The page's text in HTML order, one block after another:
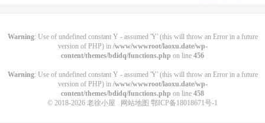
Warning: Use of undefined constant Y - assumed 'Y' (this will throw an Error in a future
version of PHP) in /www/wwwroot/laoxu.date/wp-
content/themes/bdidq/functions.php on line 456
Warning: Use of undefined constant Y - assumed 'Y' (this will throw an Error in a future
version of PHP) in /www/wwwroot/laoxu.date/wp-
content/themes/bdidq/functions.php on line 458
© 2018-2026 老徐小屋 网站地图 鄂ICP备18018671号-1